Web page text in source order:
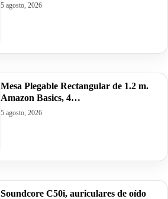
5 agosto, 2026
Mesa Plegable Rectangular de 1.2 m.
Amazon Basics, 4…
5 agosto, 2026
Soundcore C50i, auriculares de oído